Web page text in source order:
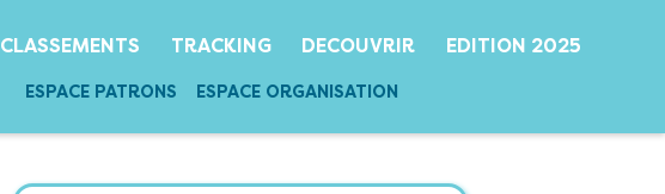
CLASSEMENTS TRACKING DECOUVRIR EDITION 2025
ESPACE PATRONS ESPACE ORGANISATION